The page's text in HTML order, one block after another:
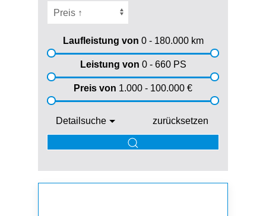
Laufleistung von 0 - 180.000km
Leistung von 0 - 660PS
Preis von 1.000 - 100.000 €
Detailsuche zurücksetzen